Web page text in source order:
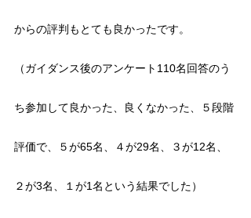
からの評判もとても良かったです。
（ガイダンス後のアンケート110名回答のう
ち参加して良かった、良くなかった、５段階
評価で、５が65名、４が29名、３が12名、
２が3名、１が1名という結果でした）